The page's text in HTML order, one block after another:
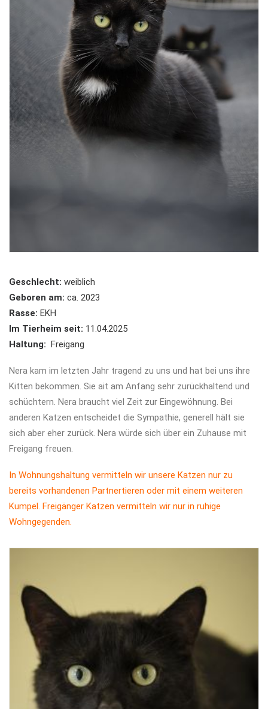
Geschlecht: weiblich
Geboren am: ca. 2023
Rasse: EKH
Im Tierheim seit: 11.04.2025
Haltung: Freigang
Nera kam im letzten Jahr tragend zu uns und hat bei uns ihre
Kitten bekommen. Sie ait am Anfang sehr zurückhaltend und
schüchtern. Nera braucht viel Zeit zur Eingewöhnung. Bei
anderen Katzen entscheidet die Sympathie, generell hält sie
sich aber eher zurück. Nera würde sich über ein Zuhause mit
Freigang freuen.
In Wohnungshaltung vermitteln wir unsere Katzen nur zu
bereits vorhandenen Partnertieren oder mit einem weiteren
Kumpel. Freigänger Katzen vermitteln wir nur in ruhige
Wohngegenden.